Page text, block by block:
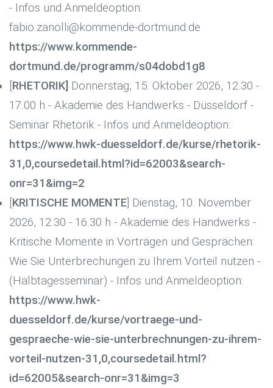
- Infos und Anmeldeoption:
fabio.zanolli@kommende-dortmund.de
https://www.kommende-
dortmund.de/programm/s04dobd1g8
RHETORIK] Donnerstag, 15. Oktober 2026, 12.30 -
17.00 h - Akademie des Handwerks - Düsseldorf -
Seminar Rhetorik - Infos und Anmeldeoption:
https://www.hwk-duesseldorf.de/kurse/rhetorik-
31,0,coursedetail.html?id=62003&search-
onr=31&img=2
KRITISCHE MOMENTE ] Dienstag, 10. November
2026, 12.30 - 16.30 h - Akademie des Handwerks -
Kritische Momente in Vorträgen und Gesprächen:
Wie Sie Unterbrechungen zu Ihrem Vorteil nutzen -
(Halbtagesseminar) - Infos und Anmeldeoption:
https://www.hwk-
duesseldorf.de/kurse/vortraege-und-
gespraeche-wie-sie-unterbrechnungen-zu-ihrem-
vorteil-nutzen-31,0,coursedetail.html?
id=62005&search-onr=31&img=3